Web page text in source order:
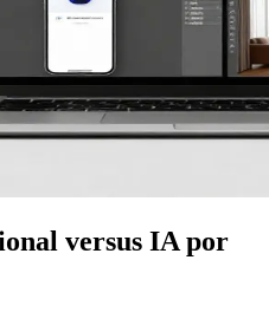
versus IA por